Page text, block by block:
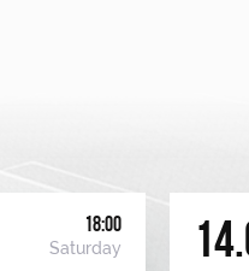
18:00
Saturday